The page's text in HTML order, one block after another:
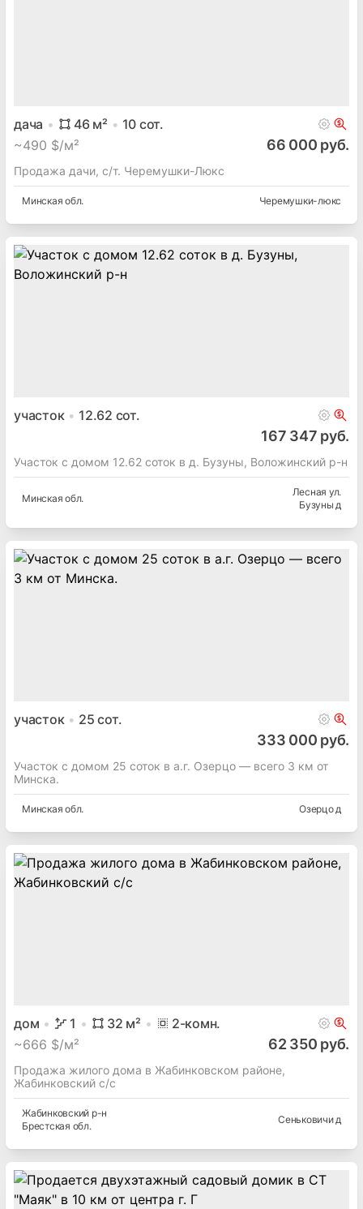
дача 46м² 10 сот.
~490 $/м² 66 000 руб.
Продажа дачи, с/т. Черемушки-Люкс
Минская обл. Черемушки-люкс
участок 12.62 сот.
167 347 руб.
Участок с домом 12.62 соток в д. Бузуны, Воложинский р-н
Минская обл.
Лесная ул.
Бузуны д
участок 25 сот.
333 000 руб.
Участок с домом 25 соток в а.г. Озерцо — всего 3 км от
Минска.
Минская обл. Озерцо д
дом 1 32 м² 2-комн.
~666 $/м² 62 350 руб.
Продажа жилого дома в Жабинковском районе,
Жабинковский с/с
Жабинковский р-н
Брестская обл.
Сеньковичи д